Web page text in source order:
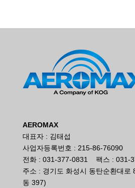
AEROMAX
대표자 : 김태섭
사업자등록번호 : 215-86-76090
전화 : 031-377-0831 팩스 : 031-
주소 : 경기도 화성시 동탄순환대로
동 397)